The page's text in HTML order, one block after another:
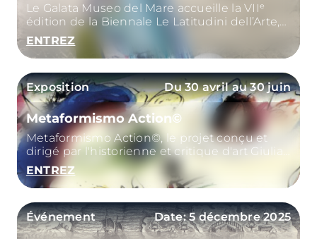
Le Galata Museo del Mare accueille la VIIᵉ
édition de la Biennale Le Latitudini dell’Arte,
projet international dédié au dialogue entre
l’art contemporain
ENTREZ
Exposition Du 30 avril au 30 juin
Metaformismo Action©
Metaformismo Action©, le projet conçu et
dirigé par l'historienne et critique d'art Giulia
Sillato
ENTREZ
Événement Date: 5 décembre 2025